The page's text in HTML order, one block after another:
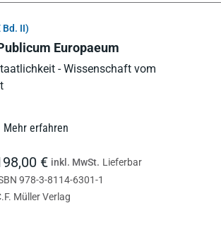
Bd. II)
Europaeum
- Wissenschaft vom
Mehr erfahren
€ inkl. MwSt. Lieferbar
978-3-8114-6301-1
Müller Verlag